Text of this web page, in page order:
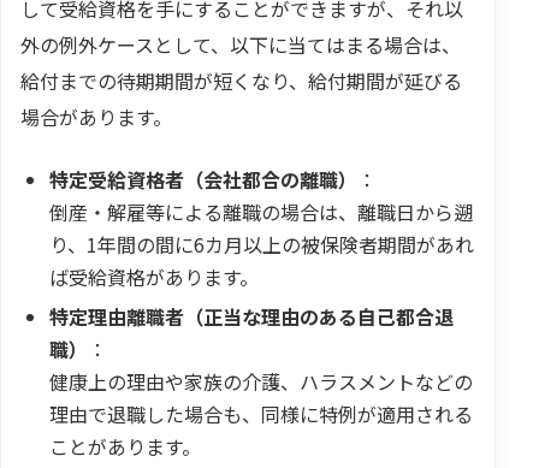
して受給資格を手にすることができますが、それ以
外の例外ケースとして、以下に当てはまる場合は、
給付までの待期期間が短くなり、給付期間が延びる
場合があります。
特定受給資格者（会社都合の離職）
：
倒産・解雇等による離職の場合は、離職日から遡
り、1年間の間に6カ月以上の被保険者期間があれ
ば受給資格があります。
特定理由離職者（正当な理由のある自己都合退
職）
：
健康上の理由や家族の介護、ハラスメントなどの
理由で退職した場合も、同様に特例が適用される
ことがあります。